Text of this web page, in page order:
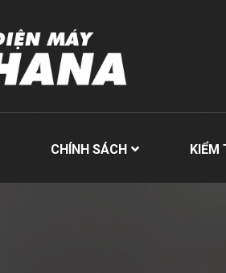
CHÍNH SÁCH KIỂM